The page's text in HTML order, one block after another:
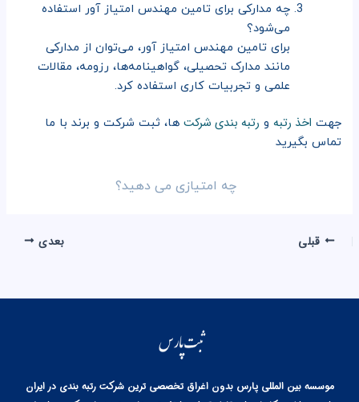
چه مدارکی برای تامین مهندس امتیاز آور استفاده
می‌شود؟
برای تامین مهندس امتیاز آور، می‌توان از مدارکی
مانند مدارک تحصیلی، گواهینامه‌ها، رزومه، مقالات
علمی و تجربیات کاری استفاده کرد.
جهت اخذ رتبه و رتبه بندی شرکت ها، ثبت شرکت و برند با ما
تماس بگیرید
چه امتیازی می دهید؟
قبلی بعدی
موسسه بین المللی پارس بدون اغراق تخصصی ترین شرکت رتبه بندی در ایران